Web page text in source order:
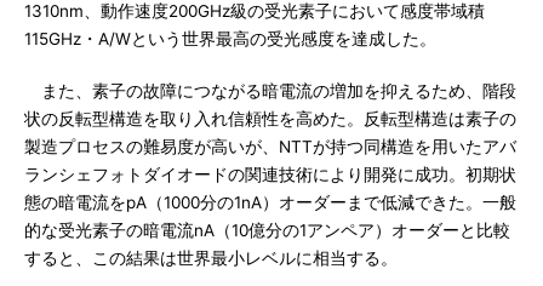
1310nm、動作速度200GHz級の受光素子において感度帯域積
115GHz・A/Wという世界最高の受光感度を達成した。
また、素子の故障につながる暗電流の増加を抑えるため、階段
状の反転型構造を取り入れ信頼性を高めた。反転型構造は素子の
製造プロセスの難易度が高いが、NTTが持つ同構造を用いたアバ
ランシェフォトダイオードの関連技術により開発に成功。初期状
態の暗電流をpA（1000分の1nA）オーダーまで低減できた。一般
的な受光素子の暗電流nA（10億分の1アンペア）オーダーと比較
すると、この結果は世界最小レベルに相当する。